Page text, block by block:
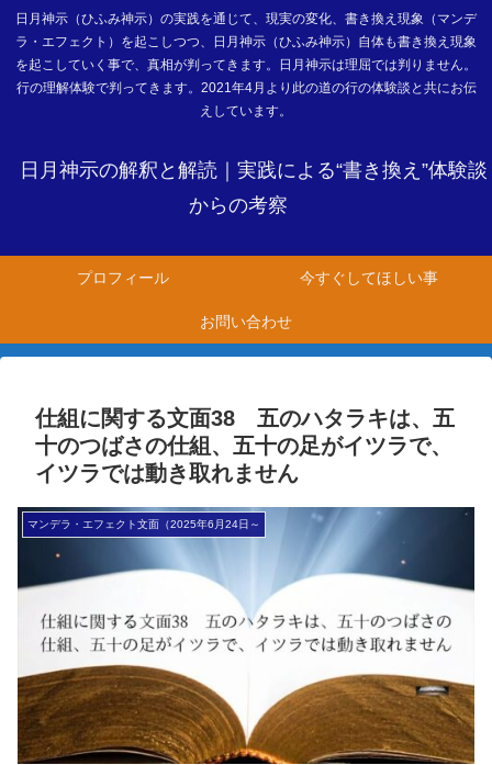
日月神示（ひふみ神示）の実践を通じて、現実の変化、書き換え現象（マンデ
ラ・エフェクト）を起こしつつ、日月神示（ひふみ神示）自体も書き換え現象
を起こしていく事で、真相が判ってきます。日月神示は理屈では判りません。
行の理解体験で判ってきます。2021年4月より此の道の行の体験談と共にお伝
えしています。
日月神示の解釈と解読｜実践による“書き換え”体験談
からの考察
プロフィール 今すぐしてほしい事
お問い合わせ
仕組に関する文面38 五のハタラキは、五
十のつばさの仕組、五十の足がイツラで、
イツラでは動き取れません
マンデラ・エフェクト文面（2025年6月24日～